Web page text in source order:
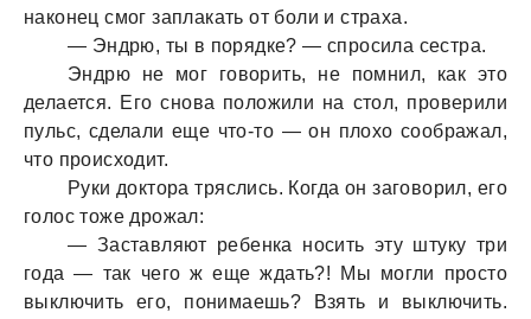
наконец смог заплакать от боли и страха.
— Эндрю, ты в порядке? — спросила сестра.
Эндрю не мог говорить, не помнил, как это
делается. Его снова положили на стол, проверили
пульс, сделали еще что-то — он плохо соображал,
что происходит.
Руки доктора тряслись. Когда он заговорил, его
голос тоже дрожал:
— Заставляют ребенка носить эту штуку три
года — так чего ж еще ждать?! Мы могли просто
выключить его, понимаешь? Взять и выключить.